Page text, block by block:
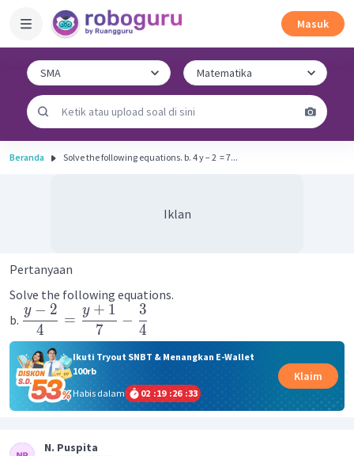
Masuk
Beranda Solve the following equations. b. 4 y − 2 ​ = 7...
Iklan
Pertanyaan
Solve the following equations.
b.
4
y − 2
=
7
y + 1
−
4
3
Ikuti Tryout SNBT & Menangkan E-Wallet
100rb
Habis dalam
02 :19 :26 :33
Klaim
N. Puspita